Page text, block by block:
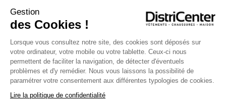
Gestion
des Cookies !
Lorsque vous consultez notre site, des cookies sont déposés sur
votre ordinateur, votre mobile ou votre tablette. Ceux-ci nous
permettent de faciliter la navigation, de détecter d'éventuels
problèmes et d'y remédier. Nous vous laissons la possibilité de
paramétrer votre consentement aux différentes typologies de cookies.
Lire la politique de confidentialité
INFOS PRATIQUES
L’ENSEIGNE DISTRICENTER
Suivez-nous